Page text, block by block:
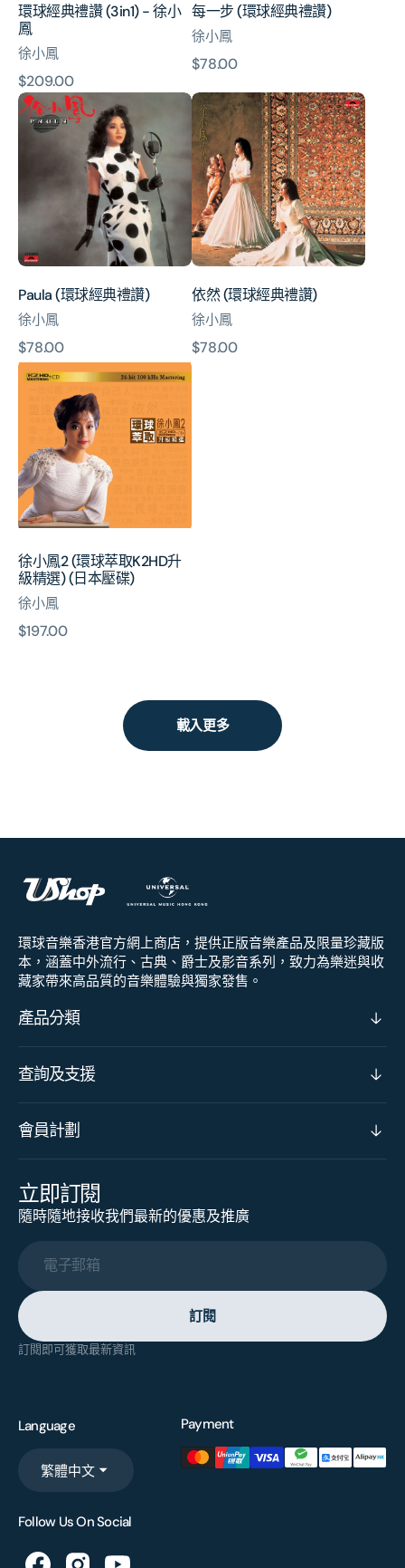
鳳
環球經典禮讚 (3in1) - 徐小
鳳
徐小鳳
原
價
$209.00
每一步 (環球經典禮讚)
徐小鳳
原
$78.00
Paula
(環
禮
Paula (環球經典禮讚)
徐小鳳
原
價
$78.00
依
然
(環
球
經
典
禮
讚)
依然 (環球經典禮讚)
徐小鳳
原
$78.00
徐
小
(環
球
萃
取
K2HD
級
精
選)
(日
徐小鳳2 (環球萃取K2HD升
級精選) (日本壓碟)
徐小鳳
原
$197.00
載入更多
環球音樂香港官方網上商店，提供正版音樂產品及限量珍藏版
本，涵蓋中外流行、古典、爵士及影音系列，致力為樂迷與收
藏家帶來高品質的音樂體驗與獨家發售。
產品分類
查詢及支援
會員計劃
立即訂閱
隨時隨地接收我們最新的優惠及推廣
電子郵箱
訂閱
訂閱即可獲取最新資訊
Language
繁體中文
Payment
Follow Us On Social